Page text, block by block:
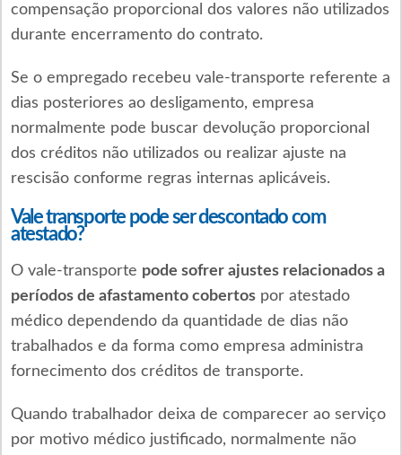
compensação proporcional dos valores não utilizados
durante encerramento do contrato.
Se o empregado recebeu vale-transporte referente a
dias posteriores ao desligamento, empresa
normalmente pode buscar devolução proporcional
dos créditos não utilizados ou realizar ajuste na
rescisão conforme regras internas aplicáveis.
Vale transporte pode ser descontado com
atestado?
O vale-transporte pode sofrer ajustes relacionados a
períodos de afastamento cobertospor atestado
médico dependendo da quantidade de dias não
trabalhados e da forma como empresa administra
fornecimento dos créditos de transporte.
Quando trabalhador deixa de comparecer ao serviço
por motivo médico justificado, normalmente não